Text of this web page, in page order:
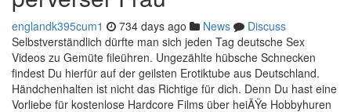
englandk395cum1 734 days ago News
Discuss
Selbstverständlich dürfte man sich jeden Tag deutsche Sex
Videos zu Gemüte fileühren. Ungezählte hübsche Schnecken
findest Du hierfür auf der geilsten Erotiktube aus Deutschland.
Händchenhalten ist nicht das Richtige für dich. Denn Du hast eine
Vorliebe für kostenlose Hardcore Films über heiÃŸe Hobbyhuren